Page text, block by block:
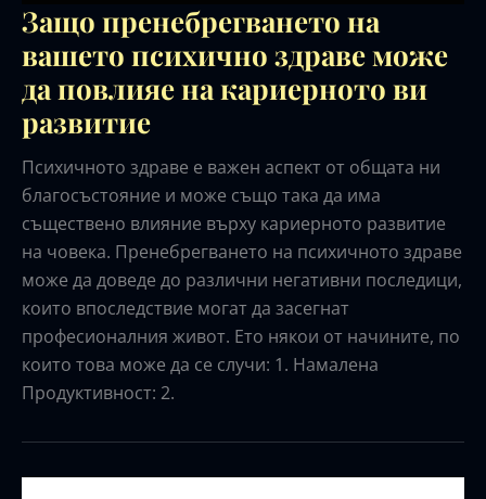
Защо пренебрегването на
вашето психично здраве може
да повлияе на кариерното ви
развитие
Психичното здраве е важен аспект от общата ни
благосъстояние и може също така да има
съществено влияние върху кариерното развитие
на човека. Пренебрегването на психичното здраве
може да доведе до различни негативни последици,
които впоследствие могат да засегнат
професионалния живот. Ето някои от начините, по
които това може да се случи: 1. Намалена
Продуктивност: 2.